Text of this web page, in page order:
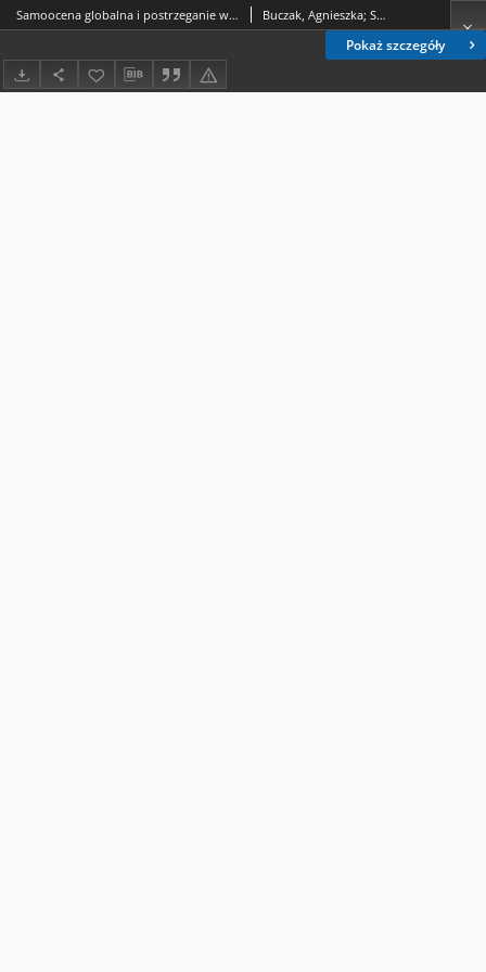
Pokaż szczegóły
Samoocena globalna i postrzeganie własnego ciała a zachowania żywieniowe studentów Buczak, Agnieszka; Samujło, Małgorzata